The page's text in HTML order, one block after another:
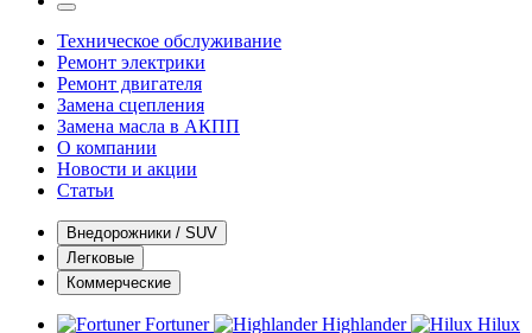
Техническое обслуживание
Ремонт электрики
Ремонт двигателя
Замена сцепления
Замена масла в АКПП
О компании
Новости и акции
Статьи
Внедорожники / SUV
Легковые
Коммерческие
Fortuner Highlander
Hilux